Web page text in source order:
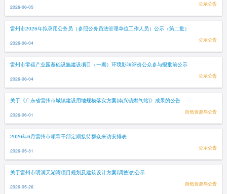
2026-06-05 公示公告
雷州市2026年拟录用公务员（参照公务员法管理单位工作人员）公示（第二批）
2026-06-04 公示公告
雷州市零碳产业园基础设施建设项目（一期）环境影响评价公众参与报批前公示
2026-06-04 公示公告
关于《广东省雷州市城镇建设用地规模落实方案(南兴镇燃气站)》成果的公告
2026-06-01 自然资源局公告
2026年6月雷州市领导干部定期接待群众来访安排表
2026-05-31 公示公告
关于雷州市明润天湖湾项目规划及建筑设计方案(调整)的公示
2026-05-26 自然资源局公告